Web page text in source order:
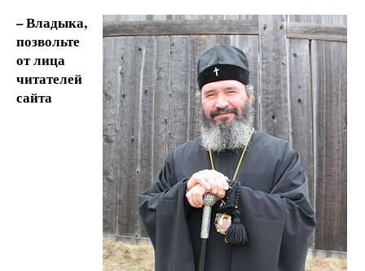
– Владыка,
позвольте
от лица
читателей
сайта